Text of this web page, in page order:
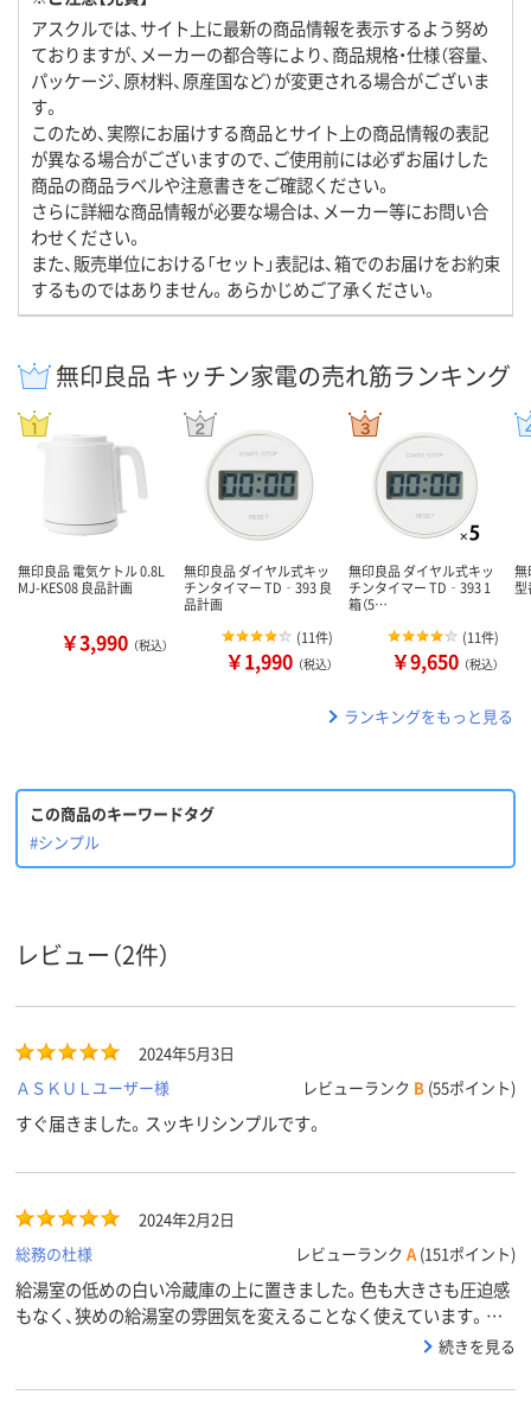
アスクルでは、サイト上に最新の商品情報を表示するよう努め
ておりますが、メーカーの都合等により、商品規格・仕様（容量、
パッケージ、原材料、原産国など）が変更される場合がございま
す。
このため、実際にお届けする商品とサイト上の商品情報の表記
が異なる場合がございますので、ご使用前には必ずお届けした
商品の商品ラベルや注意書きをご確認ください。
さらに詳細な商品情報が必要な場合は、メーカー等にお問い合
わせください。
また、販売単位における「セット」表記は、箱でのお届けをお約束
するものではありません。あらかじめご了承ください。
無印良品 キッチン家電の売れ筋ランキング
無印良品 電気ケトル 0.8L
MJ-KES08 良品計画
￥3,990 （税込）
無印良品 ダイヤル式キッ
チンタイマー TD‐393 良
品計画
(11件)
￥1,990 （税込）
無印良品 ダイヤル式キッ
チンタイマー TD‐393 1
箱（5…
(11件)
￥9,650 （税込）
無
型
ランキングをもっと見る
この商品のキーワードタグ
#シンプル
レビュー（2件）
2024年5月3日
ＡＳＫＵＬユーザー様
レビューランク B (55ポイント)
すぐ届きました。スッキリシンプルです。
2024年2月2日
総務の杜様
レビューランク A (151ポイント)
給湯室の低めの白い冷蔵庫の上に置きました。色も大きさも圧迫感
もなく、狭めの給湯室の雰囲気を変えることなく使えています。機
能も必要以上でも以下でもなく、シンプルで使いやすいです。続きを見る